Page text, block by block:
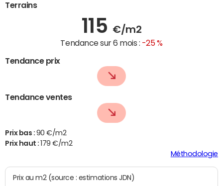
Terrains
115 €/m2
Tendance sur 6 mois : -25 %
Tendance prix
Tendance ventes
Prix bas : 90 €/m2
Prix haut : 179 €/m2
Méthodologie
Prix au m2 (source : estimations JDN)